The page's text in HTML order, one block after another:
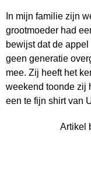
In mijn familie zijn
grootmoeder had
bewijst dat de
geen generatie
mee. Zij heeft het
weekend toonde zij
een te fijn shirt van
Artikel